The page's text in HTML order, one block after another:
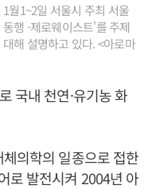
월1~2일 서울시 주최 서울
행 -제로웨이스트'를 주제
해 설명하고 있다. <아로마
국내 천연·유기농 화
의학의 일종으로 접한
로 발전시켜 2004년 아